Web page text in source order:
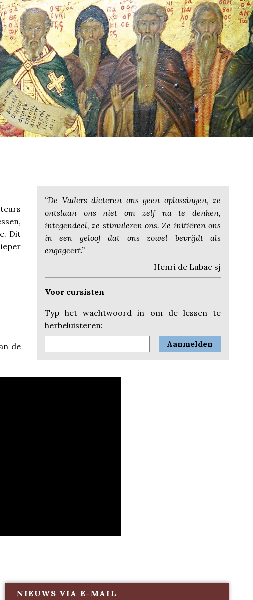
“De Vaders dicteren ons geen oplossingen, ze
ontslaan ons niet om zelf na te denken,
integendeel, ze stimuleren ons. Ze initiëren ons
in een geloof dat ons zowel bevrijdt als
engageert.”
Henri de Lubac sj
Voor cursisten
Typ het wachtwoord in om de lessen te
herbeluisteren:
Dit
de
NIEUWS VIA E-MAIL